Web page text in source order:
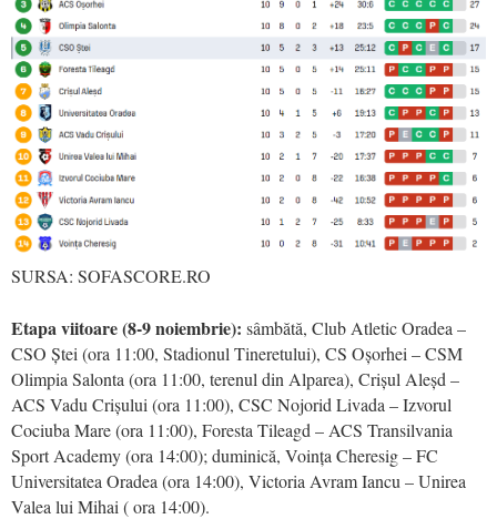
SURSA: SOFASCORE.RO
Etapa viitoare (8-9 noiembrie): sâmbătă, Club Atletic Oradea –
CSO Ștei (ora 11:00, Stadionul Tineretului), CS Oșorhei – CSM
Olimpia Salonta (ora 11:00, terenul din Alparea), Crișul Aleșd –
ACS Vadu Crișului (ora 11:00), CSC Nojorid Livada – Izvorul
Cociuba Mare (ora 11:00), Foresta Tileagd – ACS Transilvania
Sport Academy (ora 14:00); duminică, Voința Cheresig – FC
Universitatea Oradea (ora 14:00), Victoria Avram Iancu – Unirea
Valea lui Mihai ( ora 14:00).